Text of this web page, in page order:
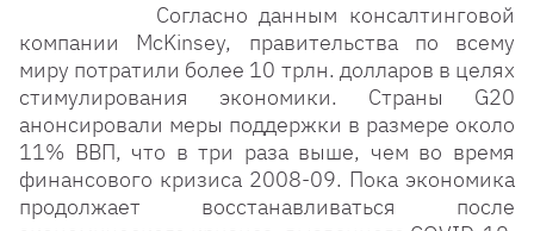
Согласно данным консалтинговой
компании McKinsey, правительства по всему
миру потратили более 10 трлн. долларов в целях
стимулирования экономики. Страны G20
анонсировали меры поддержки в размере около
11% ВВП, что в три раза выше, чем во время
финансового кризиса 2008-09. Пока экономика
продолжает восстанавливаться после